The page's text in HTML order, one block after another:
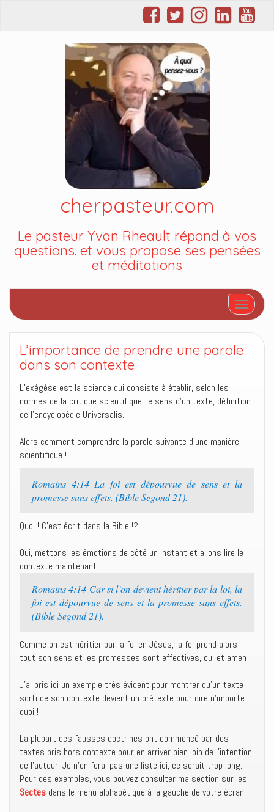
cherpasteur.com
Le pasteur Yvan Rheault répond à vos
questions. et vous propose ses pensées
et méditations
Afficher/
L’importance de prendre une parole
dans son contexte
L’exégèse est la science qui consiste à établir, selon les
normes de la critique scientifique, le sens d’un texte, définition
de l’encyclopédie Universalis.
Alors comment comprendre la parole suivante d’une manière
scientifique !
Romains 4:14 La foi est dépourvue de sens et la
promesse sans effets. (Bible Segond 21).
Quoi ! C’est écrit dans la Bible !?!
Oui, mettons les émotions de côté un instant et allons lire le
contexte maintenant.
Romains 4:14 Car si l’on devient héritier par la loi, la
foi est dépourvue de sens et la promesse sans effets.
(Bible Segond 21).
Comme on est héritier par la foi en Jésus, la foi prend alors
tout son sens et les promesses sont effectives, oui et amen !
J’ai pris ici un exemple très évident pour montrer qu’un texte
sorti de son contexte devient un prétexte pour dire n’importe
quoi !
La plupart des fausses doctrines ont commencé par des
textes pris hors contexte pour en arriver bien loin de l’intention
de l’auteur. Je n’en ferai pas une liste ici, ce serait trop long.
Pour des exemples, vous pouvez consulter ma section sur les
Sectes dans le menu alphabétique à la gauche de votre écran.